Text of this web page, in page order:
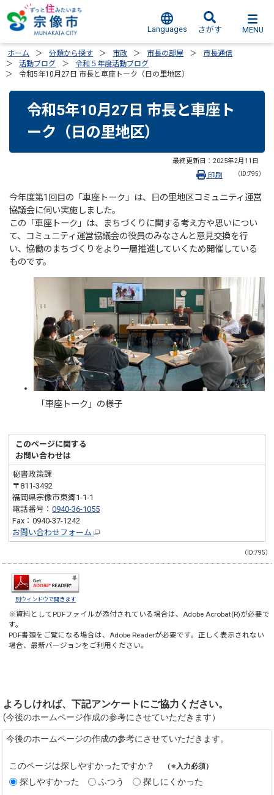
Languages さがす MENU
ホーム 分類から探す 市政 市長の部屋
市長通信
活動ブログ
令和５年度活動ブログ
令和5年10月27日 市長と車座トーク（日の里地区）
令和5年10月27日 市長と車座ト
ーク（日の里地区）
最終更新日： 2025年2月11日
（ID:795）
印刷
今年度第1回目の「車座トーク」は、日の里地区コミュニティ運営
協議会に伺い実施しました。
この「車座トーク」は、まちづくりに関する考え方や思いについ
て、コミュニティ運営協議会の役員のみなさんと意見交換を行
い、協働のまちづくりをより一層推進していくため開催している
ものです。
「車座トーク」の様子
このページに関する
お問い合わせは
秘書政策課
〒811-3492
福岡県宗像市東郷1-1-1
電話番号：0940-36-1055
Fax：0940-37-1242
お問い合わせフォーム
（ID:795）
別ウィンドウで開きます
※資料としてPDFファイルが添付されている場合は、Adobe Acrobat(R)が必要で
す。
PDF書類をご覧になる場合は、Adobe Readerが必要です。正しく表示されない
場合、最新バージョンをご利用ください。